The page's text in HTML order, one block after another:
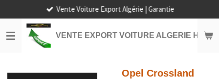
au
contenu
principal
VENTE EXPORT VOITURE ALGERIE HORS
Vente Voiture Export Algérie | Garantie
Opel Crossland